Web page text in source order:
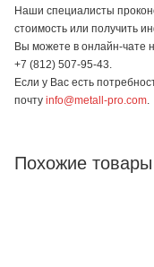
Наши специалисты
стоимость или получить
Вы можете в онлайн-чате
+7 (812) 507-95-43.
Если у Вас есть
почту info@metall-pro.com
Похожие товары